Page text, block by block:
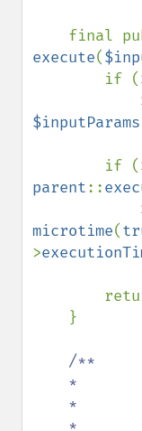
execute(
        if (
$inputParams
        if (
parent::
microtime(
>
/**